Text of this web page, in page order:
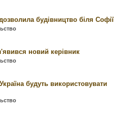
будівництво біля Софії
новий керівник
будуть використовувати